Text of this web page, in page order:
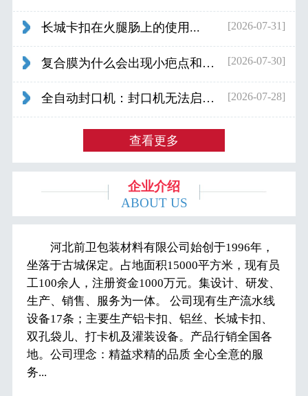
长城卡扣在火腿肠上的使用... [2026-07-31]
复合膜为什么会出现小疤点和波浪纹... [2026-07-30]
全自动封口机：封口机无法启动怎么办... [2026-07-28]
查看更多
企业介绍
ABOUT US
河北前卫包装材料有限公司始创于1996年，
坐落于古城保定。占地面积15000平方米，现有员
工100余人，注册资金1000万元。集设计、研发、
生产、销售、服务为一体。 公司现有生产流水线
设备17条；主要生产铝卡扣、铝丝、长城卡扣、
双孔袋儿、打卡机及灌装设备。产品行销全国各
地。公司理念：精益求精的品质 全心全意的服
务...